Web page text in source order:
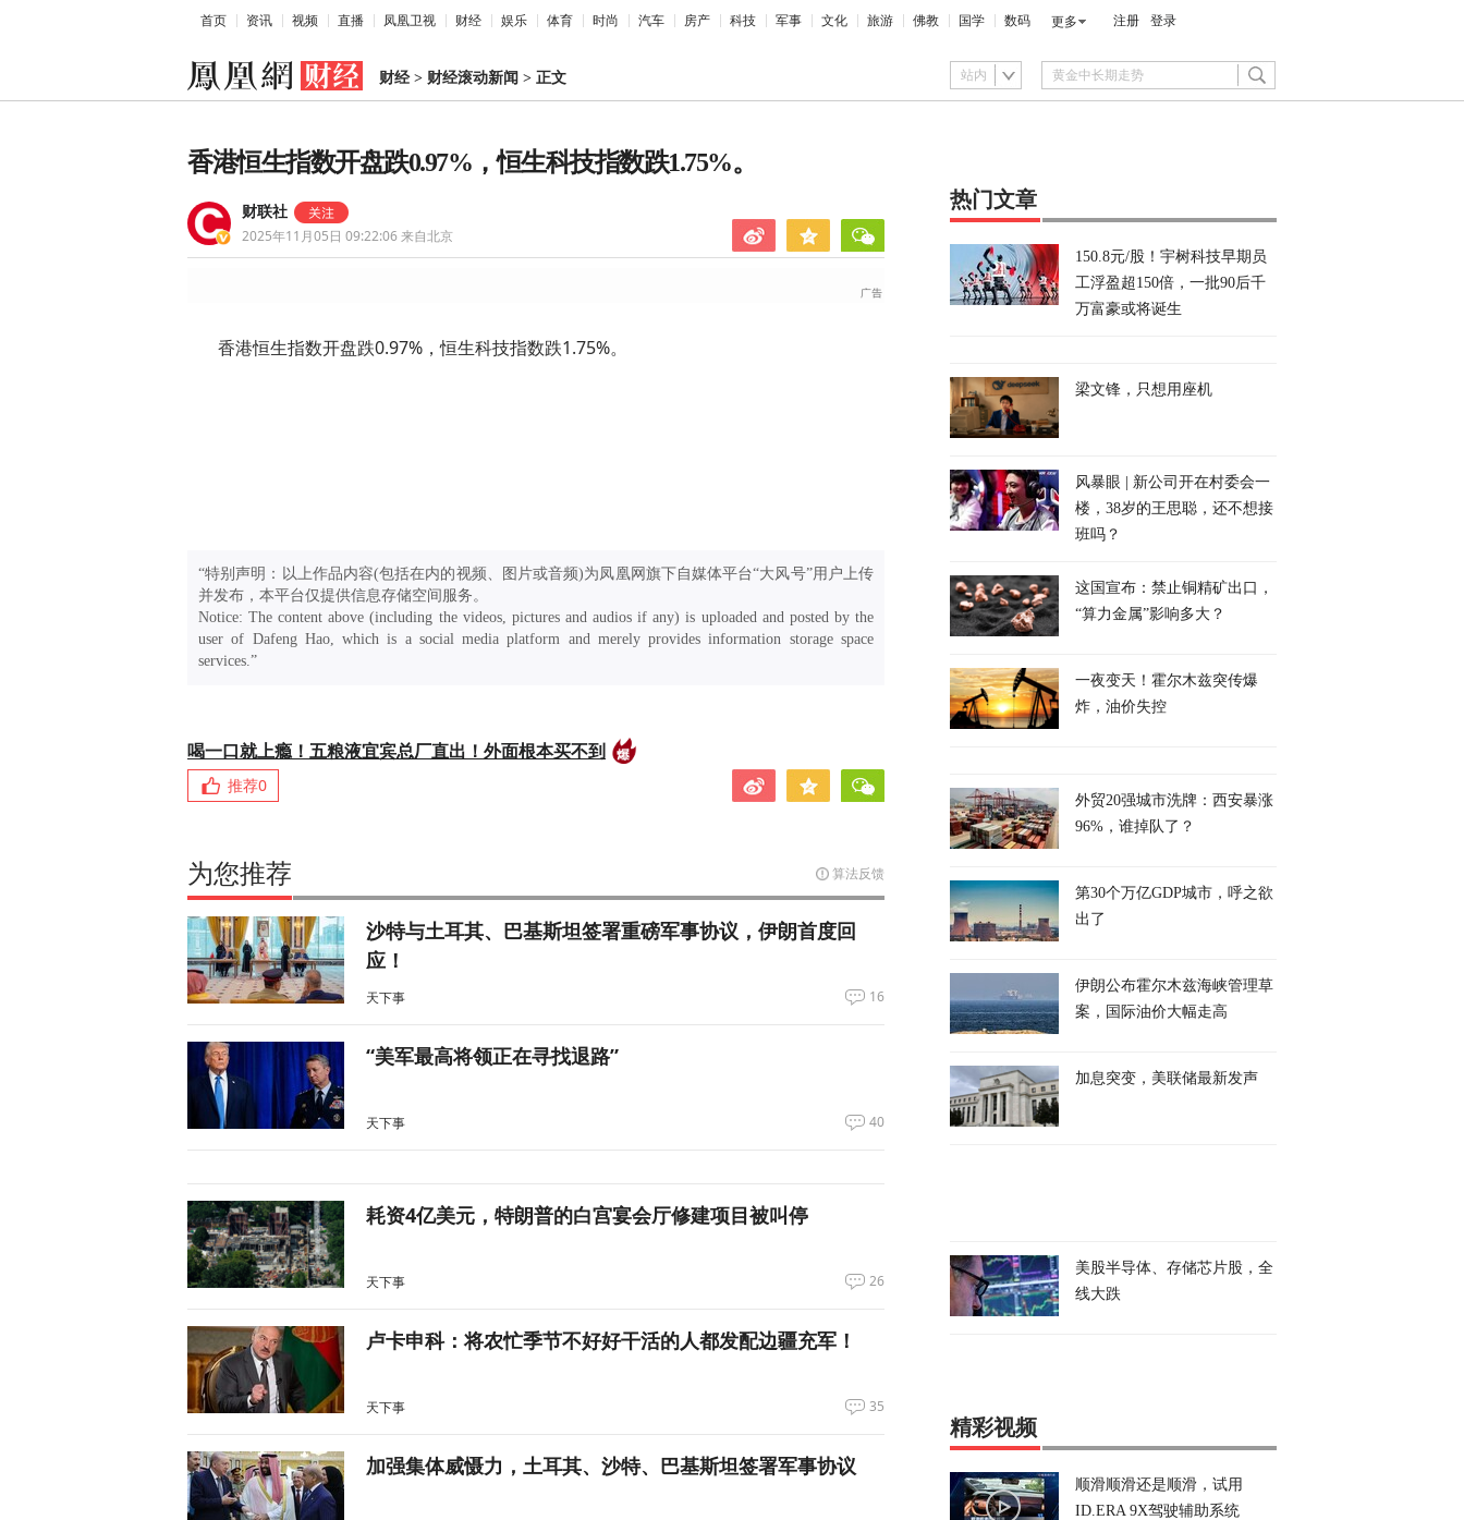
首页 资讯 视频 直播 凤凰卫视 财经 娱乐 体育 时尚 汽车 房产 科技 军事 文化 旅游 佛教 国学 数码 更多 注册 登录
财经> 财经滚动新闻 > 正文 站内
香港恒生指数开盘跌0.97%，恒生科技指数跌1.75%。
财联社
2025年11月05日 09:22:06来自北京
香港恒生指数开盘跌0.97%，恒生科技指数跌1.75%。
“特别声明：以上作品内容(包括在内的视频、图片或音频)为凤凰网旗下自媒体平台“大风号”用户上传
并发布，本平台仅提供信息存储空间服务。
Notice: The content above (including the videos, pictures and audios if any) is uploaded and posted by the
user of Dafeng Hao, which is a social media platform and merely provides information storage space
services.”
喝一口就上瘾！五粮液宜宾总厂直出！外面根本买不到
推荐0
为您推荐 算法反馈
沙特与土耳其、巴基斯坦签署重磅军事协议，伊朗首度回
应！
天下事 16
“美军最高将领正在寻找退路”
天下事 40
耗资4亿美元，特朗普的白宫宴会厅修建项目被叫停
天下事 26
卢卡申科：将农忙季节不好好干活的人都发配边疆充军！
天下事 35
加强集体威慑力，土耳其、沙特、巴基斯坦签署军事协议
热门文章
150.8元/股！宇树科技早期员
工浮盈超150倍，一批90后千
万富豪或将诞生
梁文锋，只想用座机
风暴眼 | 新公司开在村委会一
楼，38岁的王思聪，还不想接
班吗？
这国宣布：禁止铜精矿出口，
“算力金属”影响多大？
一夜变天！霍尔木兹突传爆
炸，油价失控
外贸20强城市洗牌：西安暴涨
96%，谁掉队了？
第30个万亿GDP城市，呼之欲
出了
伊朗公布霍尔木兹海峡管理草
案，国际油价大幅走高
加息突变，美联储最新发声
美股半导体、存储芯片股，全
线大跌
精彩视频
顺滑顺滑还是顺滑，试用
ID.ERA 9X驾驶辅助系统